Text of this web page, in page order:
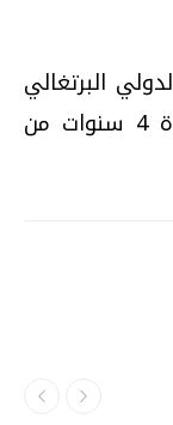
البرتغالي
فرناندو ميرا انضم إلى صفوفه لمدة 4 سنوات من